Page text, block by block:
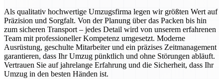
Als qualitativ hochwertige Umzugsfirma legen wir größten Wert auf
Präzision und Sorgfalt. Von der Planung über das Packen bis hin
zum sicheren Transport – jedes Detail wird von unserem erfahrenen
Team mit professioneller Kompetenz umgesetzt. Moderne
Ausrüstung, geschulte Mitarbeiter und ein präzises Zeitmanagement
garantieren, dass Ihr Umzug pünktlich und ohne Störungen abläuft.
Vertrauen Sie auf jahrelange Erfahrung und die Sicherheit, dass Ihr
Umzug in den besten Händen ist.